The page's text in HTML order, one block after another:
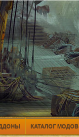
КАТАЛОГ МОДОВ